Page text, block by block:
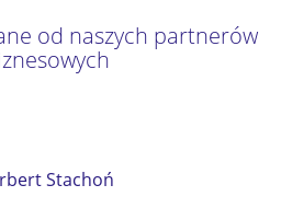
od naszych partnerów